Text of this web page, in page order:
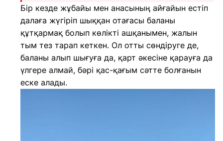
Бір кезде жұбайы мен анасының айғайын естіп
далаға жүгіріп шыққан отағасы баланы
құтқармақ болып көлікті ашқанымен, жалын
тым тез тарап кеткен. Ол отты сөндіруге де,
баланы алып шығуға да, қарт әкесіне қарауға да
үлгере алмай, бәрі қас-қағым сәтте болғанын
еске алады.